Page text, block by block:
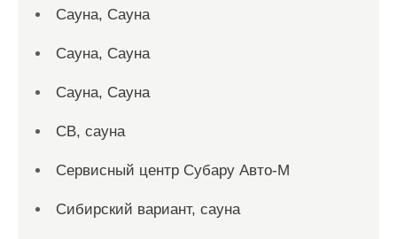
Сауна, Сауна
Сауна, Сауна
Сауна, Сауна
СВ, сауна
Сервисный центр Субару Авто-М
Сибирский вариант, сауна